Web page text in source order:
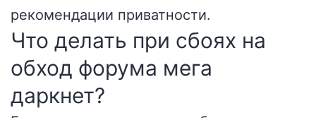
рекомендации приватности.
Что делать при сбоях на
обход форума мега
даркнет?